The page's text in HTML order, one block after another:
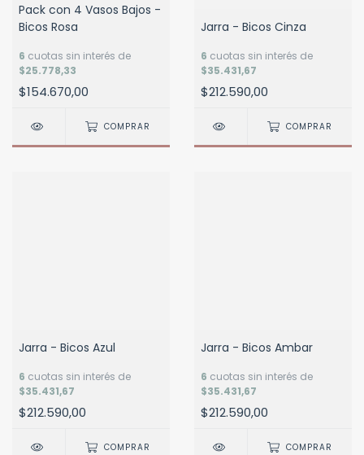
Pack con 4 Vasos Bajos -
Bicos Rosa
6 cuotas sin interés de
$25.778,33
$154.670,00
COMPRAR
Jarra - Bicos Cinza
6 cuotas sin interés de
$35.431,67
$212.590,00
COMPRAR
Jarra - Bicos Azul
6 cuotas sin interés de
$35.431,67
$212.590,00
COMPRAR
Jarra - Bicos Ambar
6 cuotas sin interés de
$35.431,67
$212.590,00
COMPRAR